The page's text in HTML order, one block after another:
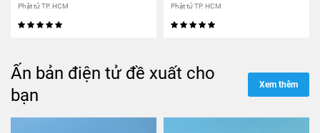
Phật tử TP. HCM Phật tử TP. HCM
Ấn bản điện tử đề xuất cho
bạn
Xem thêm